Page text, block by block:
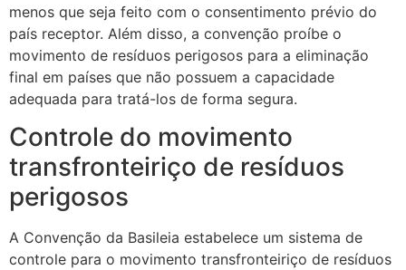
menos que seja feito com o consentimento prévio do
país receptor. Além disso, a convenção proíbe o
movimento de resíduos perigosos para a eliminação
final em países que não possuem a capacidade
adequada para tratá-los de forma segura.
Controle do movimento
transfronteiriço de resíduos
perigosos
A Convenção da Basileia estabelece um sistema de
controle para o movimento transfronteiriço de resíduos